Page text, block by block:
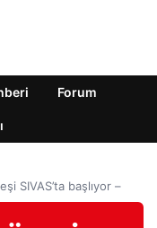
Forum
SIVAS’ta başlıyor –